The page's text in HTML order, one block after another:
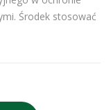
Środek stosować